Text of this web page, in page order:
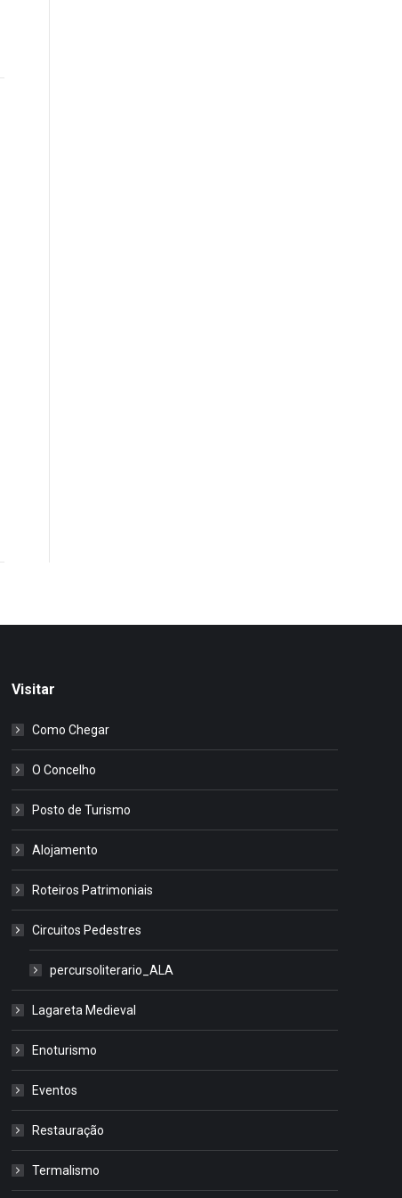
Visitar
Como Chegar
O Concelho
Posto de Turismo
Alojamento
Roteiros Patrimoniais
Circuitos Pedestres
percursoliterario_ALA
Lagareta Medieval
Enoturismo
Eventos
Restauração
Termalismo